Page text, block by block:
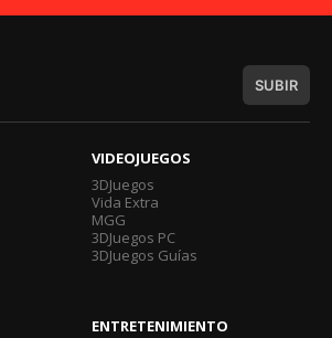
SUBIR
VIDEOJUEGOS
3DJuegos
Vida Extra
MGG
3DJuegos PC
3DJuegos Guías
ENTRETENIMIENTO